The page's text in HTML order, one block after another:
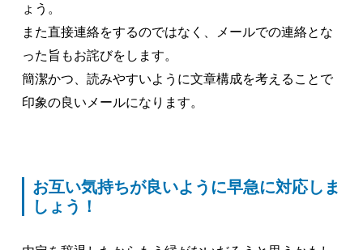
ょう。
また直接連絡をするのではなく、メールでの連絡とな
った旨もお詫びをします。
簡潔かつ、読みやすいように文章構成を考えることで
印象の良いメールになります。
お互い気持ちが良いように早急に対応しま
しょう！